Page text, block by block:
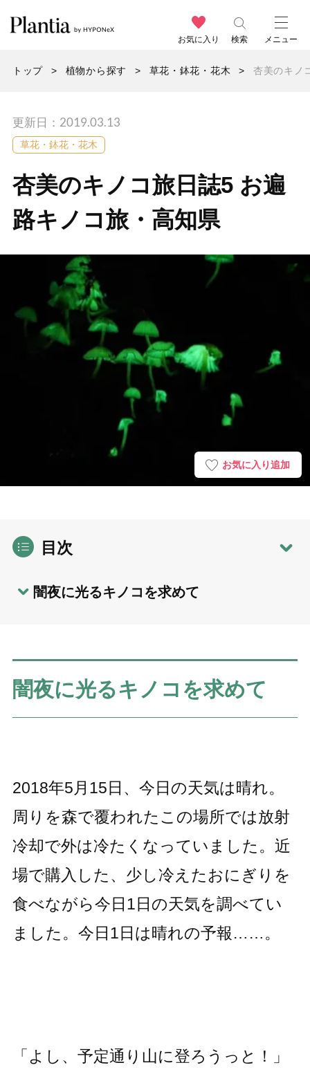
お気に入り 検索 メニュー
トップ 植物から探す 草花・鉢花・花木 杏美のキノ
更新日：2019.03.13
草花・鉢花・花木
杏美のキノコ旅日誌5 お遍
路キノコ旅・高知県
お気に入り追加
目次
闇夜に光るキノコを求めて
闇夜に光るキノコを求めて
2018年5月15日、今日の天気は晴れ。
周りを森で覆われたこの場所では放射
冷却で外は冷たくなっていました。近
場で購入した、少し冷えたおにぎりを
食べながら今日1日の天気を調べてい
ました。今日1日は晴れの予報……。
「よし、予定通り山に登ろうっと！」